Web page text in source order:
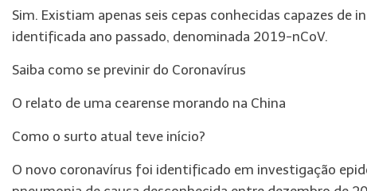
Sim. Existiam apenas seis cepas conhecidas capazes
identificada ano passado, denominada 2019-nCoV.
Saiba como se previnir do Coronavírus
O relato de uma cearense morando na China
Como o surto atual teve início?
O novo coronavírus foi identificado em investigação